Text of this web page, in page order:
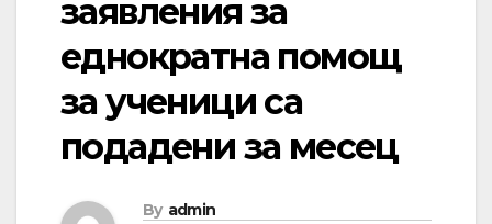
заявления за
еднократна помощ
за ученици са
подадени за месец
By admin